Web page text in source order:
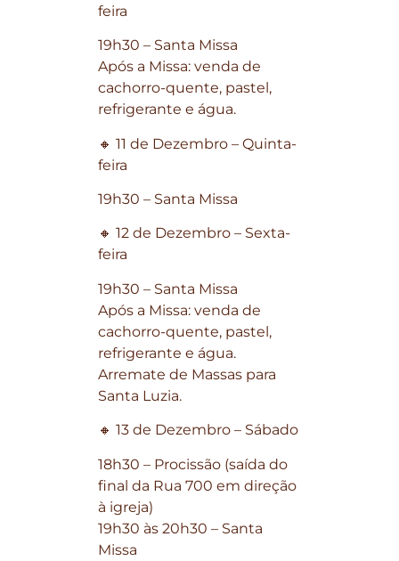
feira
19h30 – Santa Missa
Após a Missa: venda de
cachorro-quente, pastel,
refrigerante e água.
🔸 11 de Dezembro – Quinta-
feira
19h30 – Santa Missa
🔸 12 de Dezembro – Sexta-
feira
19h30 – Santa Missa
Após a Missa: venda de
cachorro-quente, pastel,
refrigerante e água.
Arremate de Massas para
Santa Luzia.
🔸 13 de Dezembro – Sábado
18h30 – Procissão (saída do
final da Rua 700 em direção
à igreja)
19h30 às 20h30 – Santa
Missa